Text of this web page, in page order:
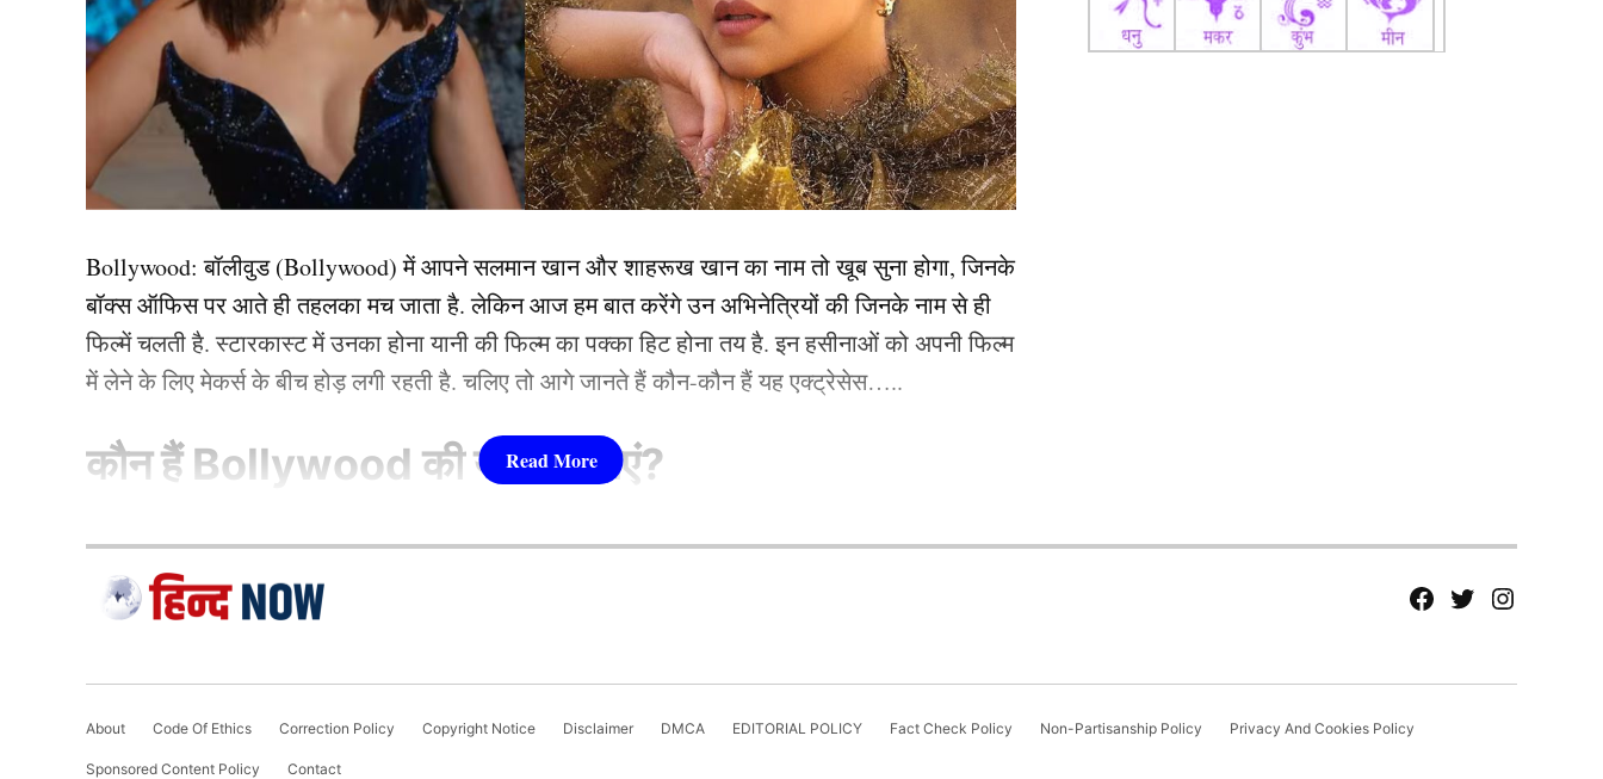
यह भी पढ़ें:मुंबई इंडियंस ने ढूंढ निकाला चोटिल जसप्रीत बुमराह का रिप्लेसमेंट, घातक गेंदबाजी के लिए बल्लेबाजों
के बीच है बदनाम
शानदार फॉर्म में चल रहे हैं नायर
Bollywood:बॉलीवुड (Bollywood)में आपने सलमान खान और शाहरूख खान का नाम तो खूब सुना होगा, जिनके
बॉक्स ऑफिस पर आते ही तहलका मच जाता है. लेकिन आज हम बात करेंगे उन अभिनेत्रियों की जिनके नाम से ही
फिल्में चलती है. स्टारकास्ट में उनका होना यानी की फिल्म का पक्का हिट होना तय है. इन हसीनाओं को अपनी फिल्म
में लेने के लिए मेकर्स के बीच होड़ लगी रहती है. चलिए तो आगे जानते हैं कौन-कौन हैं यह एक्ट्रेसेस…..
कौन हैंBollywood की यह हसीनाएं?
1.दीपिका पादुकोण ( Deepika Padukone)
fb Tw tw
About Code Of Ethics Correction Policy Copyright Notice Disclaimer DMCA EDITORIAL POLICY Fact Check Policy Non-Partisanship Policy Privacy And Cookies Policy
Sponsored Content Policy Contact